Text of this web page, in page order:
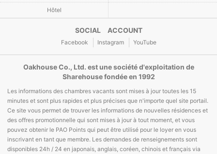
Hôtel
SOCIAL ACCOUNT
Facebook Instagram YouTube
Oakhouse Co., Ltd. est une société d'exploitation de
Sharehouse fondée en 1992
Les informations des chambres vacants sont mises à jour toutes les 15
minutes et sont plus rapides et plus précises que n'importe quel site portail.
Ce site vous permet de trouver les informations de nouvelles résidences et
des offres promotionnelle qui sont mises à jour à tout moment, et vous
pouvez obtenir le PAO Points qui peut être utilisé pour le loyer en vous
inscrivant en tant que membre. Les demandes de renseignements sont
disponibles 24h / 24 en japonais, anglais, coréen, chinois et français via